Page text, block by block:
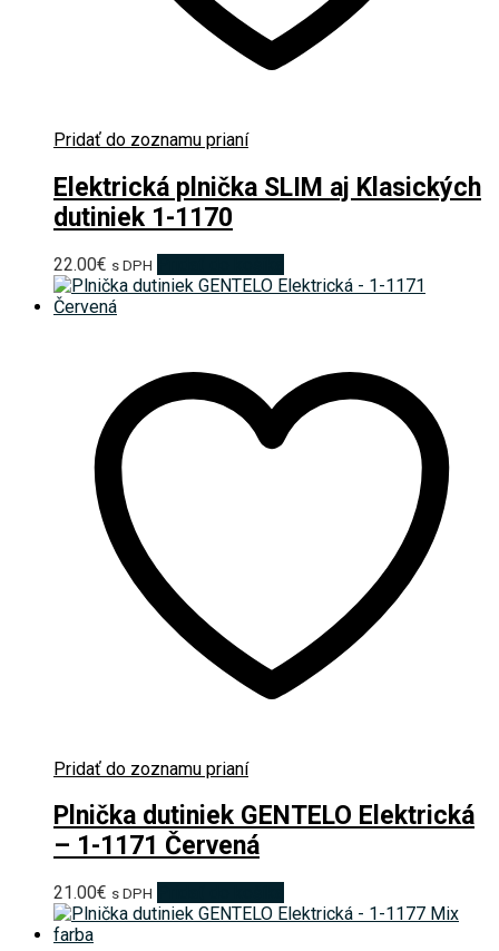
Pridať do zoznamu prianí
Elektrická plnička SLIM aj Klasických
dutiniek 1-1170
22.00€ s DPH
Pridať do zoznamu prianí
Plnička dutiniek GENTELO Elektrická
– 1-1171 Červená
21.00€ s DPH